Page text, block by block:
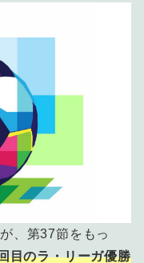
、第37節をもっ
目のラ・リーガ優勝